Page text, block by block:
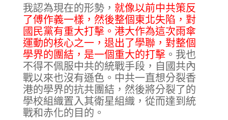
我認為現在的形勢， 就像以前中共策反
了傅作義一樣，然後整個東北失陷，對
國民黨有重大打擊。港大作為這次雨傘
運動的核心之一，退出了學聯，對整個
學界的團結，是一個重大的打擊。我也
不得不佩服中共的統戰手段，自國共內
戰以來也沒有遜色。中共一直想分裂香
港的學界的抗共團結，然後將分裂了的
學校組織置入其衛星組織，從而達到統
戰和赤化的目的。